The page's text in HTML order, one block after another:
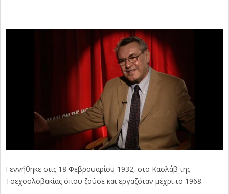
Γεννήθηκε στις 18 Φεβρουαρίου 1932, στο Κασλάβ της
Τσεχοσλοβακίας όπου ζούσε και εργαζόταν μέχρι το 1968.